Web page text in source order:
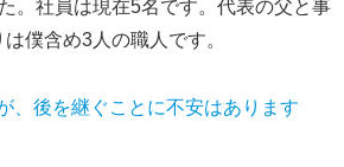
。社員は現在5名です。代表の父と事
僕含め3人の職人です。
、後を継ぐことに不安はあります